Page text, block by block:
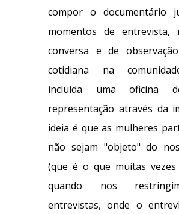
compor o documentário
momentos de entrevista,
conversa e de
cotidiana na
incluída uma oficina
representação através da
ideia é que as mulheres
não sejam "objeto" do
(que é o que muitas vezes
quando nos
entrevistas, onde o